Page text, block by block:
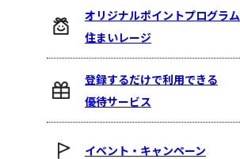
オリジナルポイントプログラム
住まいレージ
登録するだけで利用できる
優待サービス
イベント・キャンペーン